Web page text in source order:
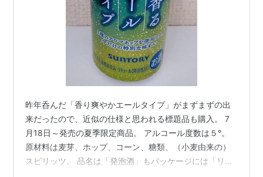
昨年呑んだ「香り爽やかエールタイプ」がまずまずの出
来だったので、近似の仕様と思われる標題品も購入。 7
月18日～発売の夏季限定商品。 アルコール度数は５°。
原材料は麦芽、ホップ、コーン、糖類、（小麦由来の）
スピリッツ。 品名は「発泡酒」もパッケージには「リキ